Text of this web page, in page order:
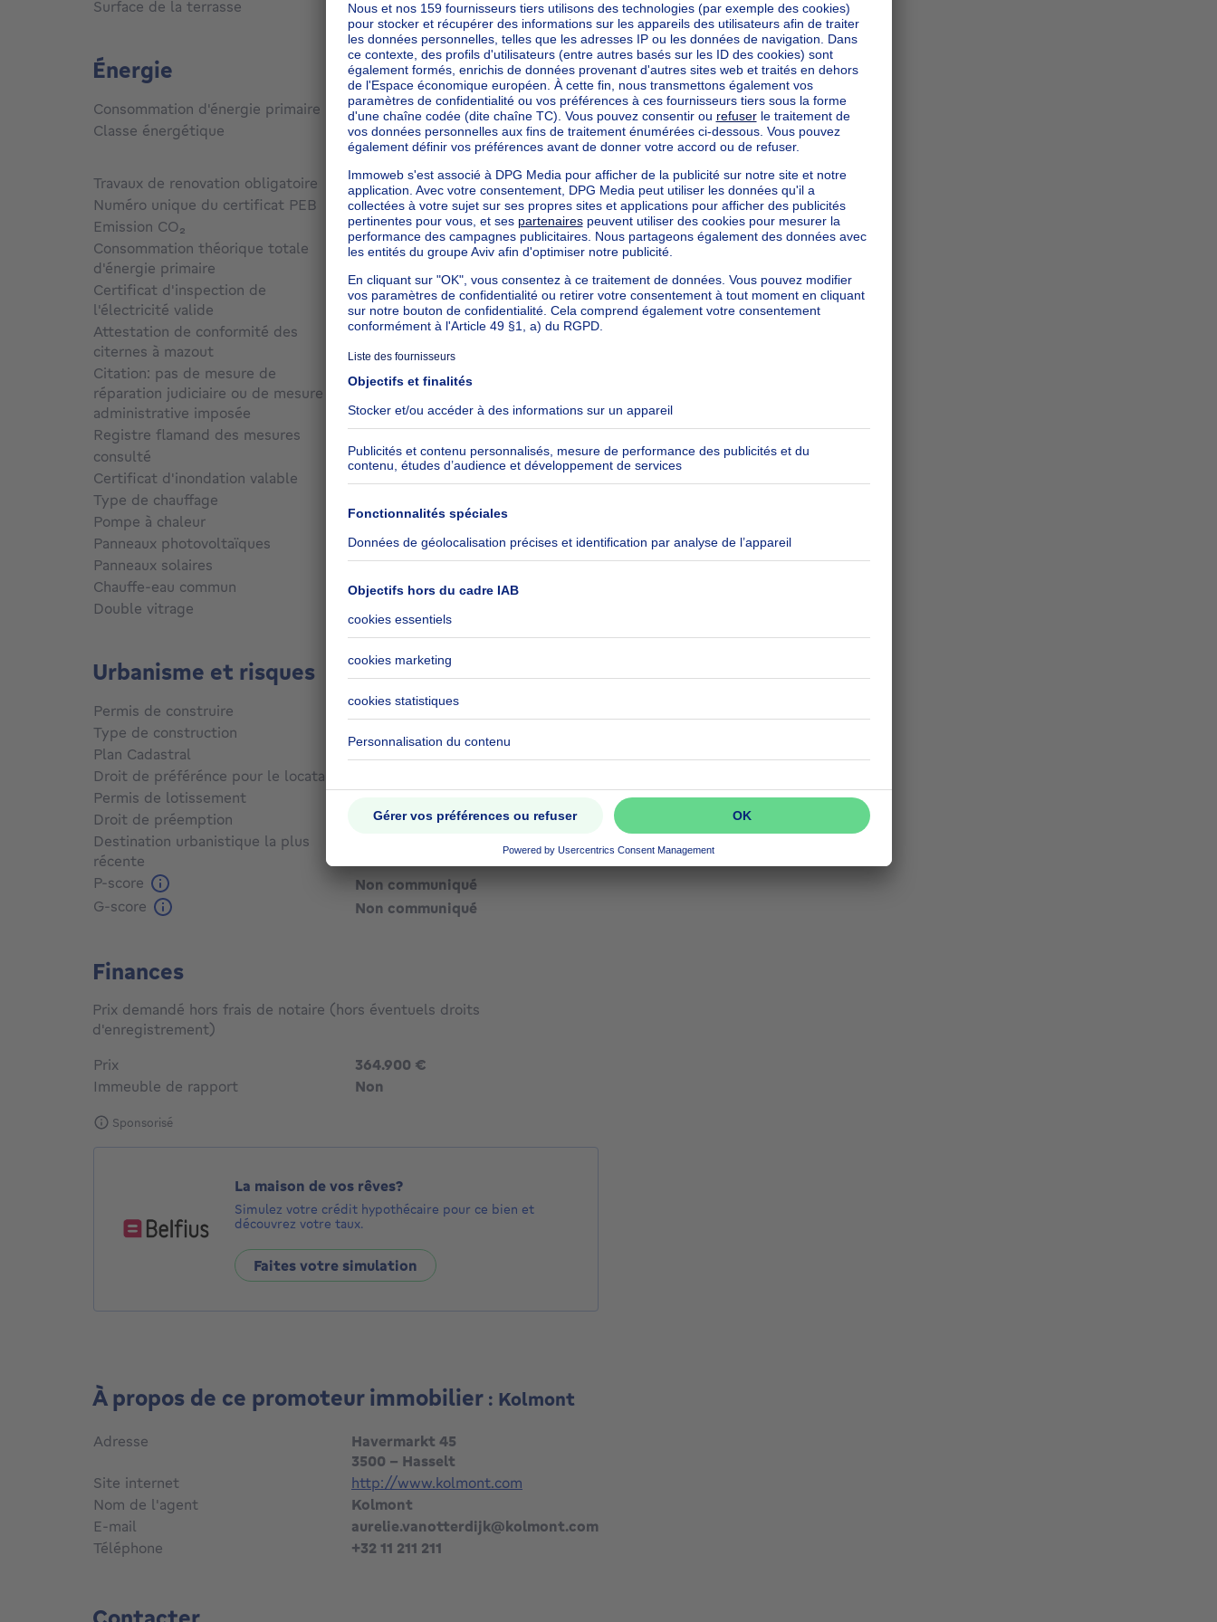
Surface de la terrasse
1m² mètre carré
Énergie
Consommation d'énergie primaire
Non communiqué
Classe énergétique
A++
Travaux de renovation obligatoire
Oui
Numéro unique du certificat PEB
Non communiqué
Emission CO₂
Non communiqué
Consommation théorique totale
d'énergie primaire
Certificat d'inspection de
l'électricité valide
Non communiqué
Attestation de conformité des
citernes à mazout
Non communiqué
Citation: pas de mesure de
réparation judiciaire ou de mesure
administrative imposée
Non communiqué
Registre flamand des mesures
consulté
Non communiqué
Certificat d'inondation valable
Non communiqué
Type de chauffage
Pompe à chaleur
Oui
Panneaux photovoltaïques
Oui
Panneaux solaires
Non
Chauffe-eau commun
Non
Double vitrage
Urbanisme et risques
Permis de construire
Oui
Type de construction
Toutes sortes
Plan Cadastral
Droit de préférénce pour le locataire
Permis de lotissement
Droit de préemption
Non communiqué
Destination urbanistique la plus
récente
P-score
Non communiqué
G-score
Non communiqué
Finances
Prix demandé hors frais de notaire (hors éventuels droits
d'enregistrement)
Prix
364.900 €
Immeuble de rapport
Non
Sponsorisé
La maison de vos rêves?
Simulez votre crédit hypothécaire pour ce bien et
découvrez votre taux.
Faites votre simulation
À propos de ce promoteur immobilier : Kolmont
Adresse
Havermarkt 45
3500 - Hasselt
Site internet
http://www.kolmont.com
Nom de l'agent
Kolmont
E-mail
aurelie.vanotterdijk@kolmont.com
Téléphone
+32 11 211 211